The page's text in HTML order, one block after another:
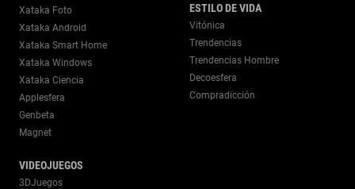
Xataka Foto
Xataka Android
Xataka Smart Home
Xataka Windows
Xataka Ciencia
Applesfera
Genbeta
Magnet
VIDEOJUEGOS
3DJuegos
ESTILO DE VIDA
Vitónica
Trendencias
Trendencias Hombre
Decoesfera
Compradicción